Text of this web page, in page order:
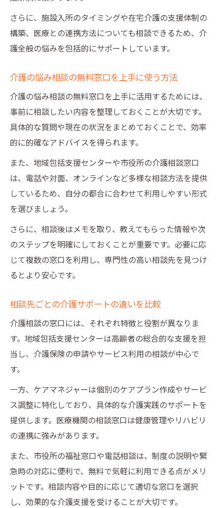
さらに、施設入所のタイミングや在宅介護の支援体制の
構築、医療との連携方法についても相談できるため、介
護全般の悩みを包括的にサポートしています。
介護の悩み相談の無料窓口を上手に使う方法
介護の悩み相談の無料窓口を上手に活用するためには、
事前に相談したい内容を整理しておくことが大切です。
具体的な質問や現在の状況をまとめておくことで、効率
的に的確なアドバイスを得られます。
また、地域包括支援センターや市役所の介護相談窓口
は、電話や対面、オンラインなど多様な相談方法を提供
しているため、自分の都合に合わせて利用しやすい形式
を選びましょう。
さらに、相談後はメモを取り、教えてもらった情報や次
のステップを明確にしておくことが重要です。必要に応
じて複数の窓口を利用し、専門性の高い相談先を見つけ
るとより安心です。
相談先ごとの介護サポートの違いを比較
介護相談の窓口には、それぞれ特徴と役割が異なりま
す。地域包括支援センターは高齢者の総合的な支援を担
当し、介護保険の申請やサービス利用の相談が中心で
す。
一方、ケアマネジャーは個別のケアプラン作成やサービ
ス調整に特化しており、具体的な介護実践のサポートを
提供します。医療機関の相談窓口は健康管理やリハビリ
の連携に強みがあります。
また、市役所の福祉窓口や電話相談は、制度の説明や緊
急時の対応に便利で、無料で気軽に利用できる点がメリ
ットです。相談内容や目的に応じて適切な窓口を選択
し、効果的な介護支援を受けることが大切です。